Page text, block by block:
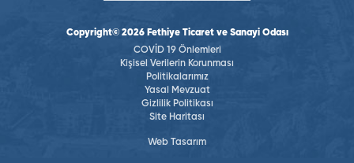
Copyright© 2026 Fethiye Ticaret ve Sanayi Odası
COVİD 19 Önlemleri
Kişisel Verilerin Korunması
Politikalarımız
Yasal Mevzuat
Gizlilik Politikası
Site Haritası
Web Tasarım